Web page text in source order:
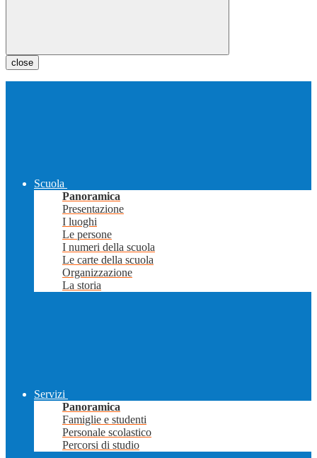
close
Scuola
Panoramica
Presentazione
I luoghi
Le persone
I numeri della scuola
Le carte della scuola
Organizzazione
La storia
Servizi
Panoramica
Famiglie e studenti
Personale scolastico
Percorsi di studio